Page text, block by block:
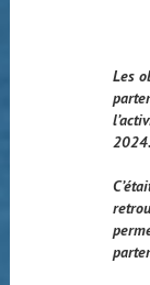
Les
2024.